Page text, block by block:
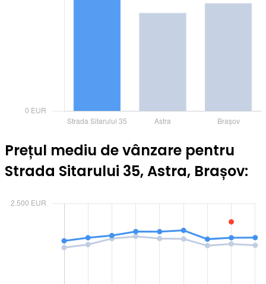
Prețul mediu de vânzare pentru
Strada Sitarului 35, Astra, Brașov: